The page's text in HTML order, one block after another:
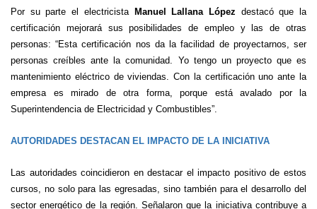
Por su parte el electricista Manuel Lallana López destacó que la
certificación mejorará sus posibilidades de empleo y las de otras
personas: “Esta certificación nos da la facilidad de proyectarnos, ser
personas creíbles ante la comunidad. Yo tengo un proyecto que es
mantenimiento eléctrico de viviendas. Con la certificación uno ante la
empresa es mirado de otra forma, porque está avalado por la
Superintendencia de Electricidad y Combustibles”.
AUTORIDADES DESTACAN EL IMPACTO DE LA INICIATIVA
Las autoridades coincidieron en destacar el impacto positivo de estos
cursos, no solo para las egresadas, sino también para el desarrollo del
sector energético de la región. Señalaron que la iniciativa contribuye a